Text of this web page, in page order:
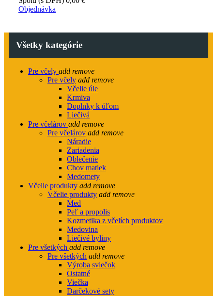
Objednávka
Všetky kategórie
Pre včely add remove
Pre včely add remove
Včelie úle
Krmiva
Doplnky k úľom
Liečivá
Pre včelárov add remove
Pre včelárov add remove
Náradie
Zariadenia
Oblečenie
Chov matiek
Medomety
Včelie produkty add remove
Včelie produkty add remove
Med
Peľ a propolis
Kozmetika z včelích produktov
Medovina
Liečivé byliny
Pre všetkých add remove
Pre všetkých add remove
Výroba sviečok
Ostatné
Viečka
Darčekové sety